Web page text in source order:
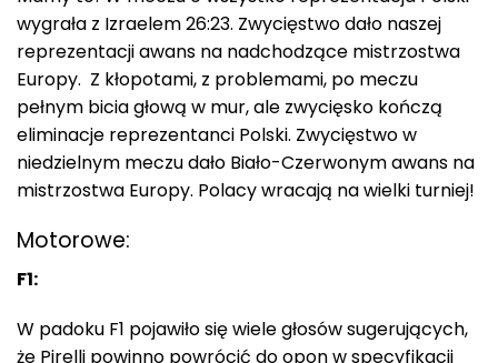
wygrała z Izraelem 26:23. Zwycięstwo dało naszej
reprezentacji awans na nadchodzące mistrzostwa
Europy. Z kłopotami, z problemami, po meczu
pełnym bicia głową w mur, ale zwycięsko kończą
eliminacje reprezentanci Polski. Zwycięstwo w
niedzielnym meczu dało Biało-Czerwonym awans na
mistrzostwa Europy. Polacy wracają na wielki turniej!
Motorowe:
F1:
W padoku F1 pojawiło się wiele głosów sugerujących,
że Pirelli powinno powrócić do opon w specyfikacji